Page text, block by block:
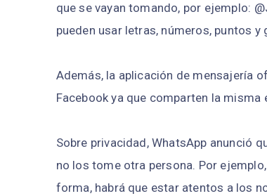
que se vayan tomando, por ejemplo:
pueden usar letras, números, puntos y
Además, la aplicación de mensajería
Facebook ya que comparten la misma
Sobre privacidad, WhatsApp anunció
no los tome otra persona. Por
forma, habrá que estar atentos a los